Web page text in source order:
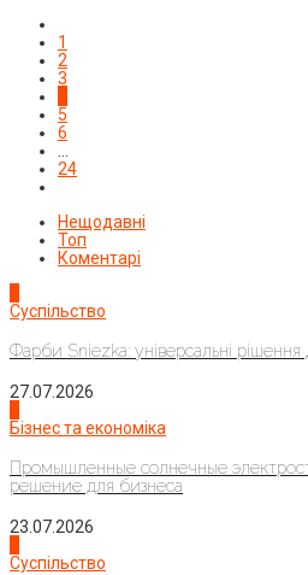
1
2
3
5
6
24
Нещодавні
Топ
Коментарі
Суспільство
Фарби Sniezka: універсальні рішення
27.07.2026
Бізнес та економіка
Промышленные солнечные
решение для бизнеса
23.07.2026
Суспільство